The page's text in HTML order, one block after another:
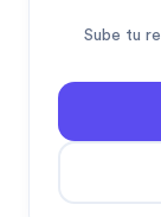
Sube tu